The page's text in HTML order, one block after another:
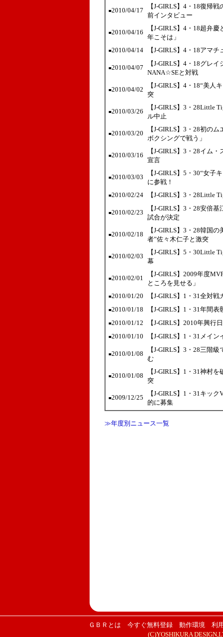
■2010/04/17
【J-GIRLS】4・18復帰
前インタビュー
■2010/04/16
【J-GIRLS】4・18超弁
年こそは」
■2010/04/14 【J-GIRLS】4・18アマ
■2010/04/07
【J-GIRLS】4・18グレ
NANA☆SEと対戦
■2010/04/02
【J-GIRLS】4・18“美人
突
■2010/03/26
【J-GIRLS】3・28Little
ル中止
■2010/03/20
【J-GIRLS】3・28初の
ボクシングで戦う」
■2010/03/16
【J-GIRLS】3・28イム
宣言
■2010/03/03
【J-GIRLS】5・30“女子
に参戦！
■2010/02/24 【J-GIRLS】3・28Little
■2010/02/23
【J-GIRLS】3・28安倍
試合が決定
■2010/02/18
【J-GIRLS】3・28韓国
者”佐々木仁子と激突
■2010/02/03
【J-GIRLS】5・30Little
幕
■2010/02/01
【J-GIRLS】2009年度
ところを見せる」
■2010/01/20 【J-GIRLS】1・31全対
■2010/01/18 【J-GIRLS】1・31年間
■2010/01/12 【J-GIRLS】2010年興
■2010/01/10 【J-GIRLS】1・31メイ
■2010/01/08
【J-GIRLS】3・28三階
む
■2010/01/08
【J-GIRLS】1・31神村
突
■2009/12/25
【J-GIRLS】1・31キッ
的に募集
≫年度別ニュース一覧
ＧＢＲとは 今すぐ無料登録 動作環境
利
(C)YOSHIKURA